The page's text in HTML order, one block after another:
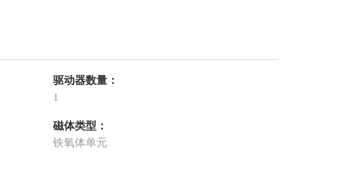
驱动器数量：
1
磁体类型：
铁氧体单元